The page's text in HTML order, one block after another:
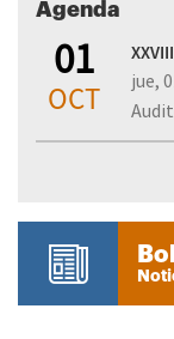
Agenda
01
OCT
jue,